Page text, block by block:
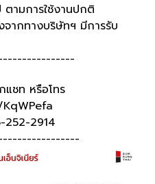
ตามการใช้งานปกติ
ากทางบริษัทฯ มีการรับ
ชท หรือโทร
252-2914